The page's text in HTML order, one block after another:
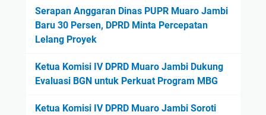
Serapan Anggaran Dinas PUPR Muaro Jambi
Baru 30 Persen, DPRD Minta Percepatan
Lelang Proyek
Ketua Komisi IV DPRD Muaro Jambi Dukung
Evaluasi BGN untuk Perkuat Program MBG
Ketua Komisi IV DPRD Muaro Jambi Soroti